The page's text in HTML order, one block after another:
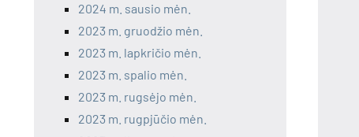
2024 m. sausio mėn.
2023 m. gruodžio mėn.
2023 m. lapkričio mėn.
2023 m. spalio mėn.
2023 m. rugsėjo mėn.
2023 m. rugpjūčio mėn.